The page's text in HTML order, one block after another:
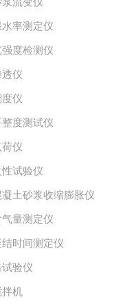
率测定仪
度检测仪
仪
仪
度测试仪
仪
试验仪
土砂浆收缩膨胀仪
量测定仪
时间测定仪
验仪
机